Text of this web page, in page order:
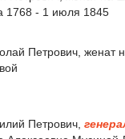
1768 - 1 июля 1845
Петрович, женат
Петрович,